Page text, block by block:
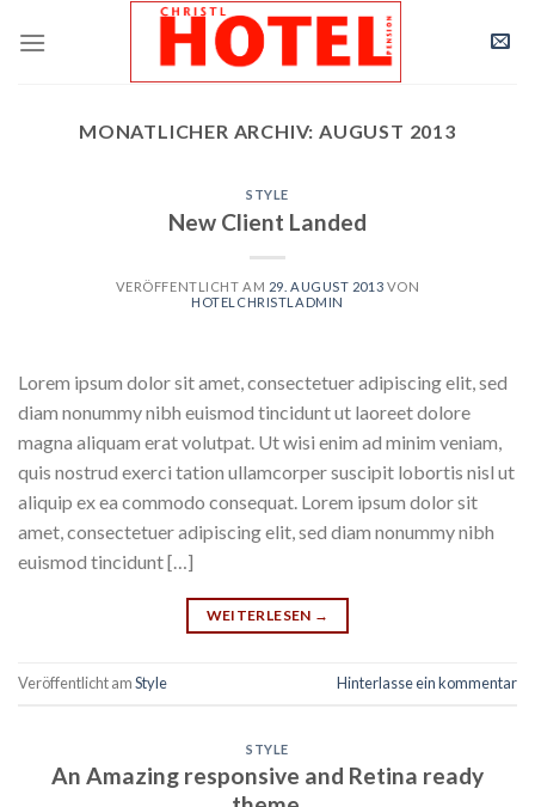
MONATLICHER ARCHIV:AUGUST 2013
STYLE
New Client Landed
VERÖFFENTLICHT AM 29. AUGUST 2013 VON
HOTELCHRISTLADMIN
Lorem ipsum dolor sit amet, consectetuer adipiscing elit, sed
diam nonummy nibh euismod tincidunt ut laoreet dolore
magna aliquam erat volutpat. Ut wisi enim ad minim veniam,
quis nostrud exerci tation ullamcorper suscipit lobortis nisl ut
aliquip ex ea commodo consequat. Lorem ipsum dolor sit
amet, consectetuer adipiscing elit, sed diam nonummy nibh
euismod tincidunt […]
WEITERLESEN →
Veröffentlicht amStyle Hinterlasse ein kommentar
STYLE
An Amazing responsive and Retina ready